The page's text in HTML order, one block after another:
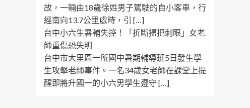
故，一輛由18歲徐姓男子駕駛的自小客車，行
經南向13.7公里處時，引 […]
台中小六生暑輔失控！「折斷掃把刺眼」女老
師重傷恐失明
台中市大里區一所國中暑期輔導班5日發生學
生攻擊老師事件。一名34歲女老師在課堂上提
醒即將升國一的小六男學生遵守 […]